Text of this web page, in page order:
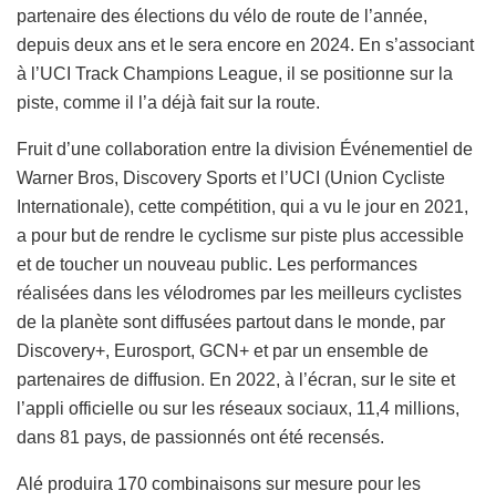
partenaire des élections du vélo de route de l’année,
depuis deux ans et le sera encore en 2024. En s’associant
à l’UCI Track Champions League, il se positionne sur la
piste, comme il l’a déjà fait sur la route.
Fruit d’une collaboration entre la division Événementiel de
Warner Bros, Discovery Sports et l’UCI (Union Cycliste
Internationale), cette compétition, qui a vu le jour en 2021,
a pour but de rendre le cyclisme sur piste plus accessible
et de toucher un nouveau public. Les performances
réalisées dans les vélodromes par les meilleurs cyclistes
de la planète sont diffusées partout dans le monde, par
Discovery+, Eurosport, GCN+ et par un ensemble de
partenaires de diffusion. En 2022, à l’écran, sur le site et
l’appli officielle ou sur les réseaux sociaux, 11,4 millions,
dans 81 pays, de passionnés ont été recensés.
Alé produira 170 combinaisons sur mesure pour les